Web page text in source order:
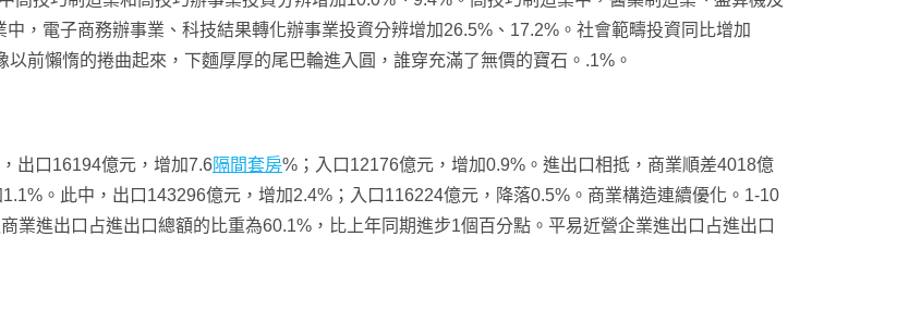
，電子商務辦事業、科技結果轉化辦事業投資分辨增加26.5%、17.2%。社會範疇投資同比增加
前懶惰的捲曲起來，下麵厚厚的尾巴輪進入圓，誰穿充滿了無價的寶石。.1%。
出口16194億元，增加7.6隔間套房%；入口12176億元，增加0.9%。進出口相抵，商業順差4018億
。此中，出口143296億元，增加2.4%；入口116224億元，降落0.5%。商業構造連續優化。1-10
業進出口占進出口總額的比重為60.1%，比上年同期進步1個百分點。平易近營企業進出口占進出口